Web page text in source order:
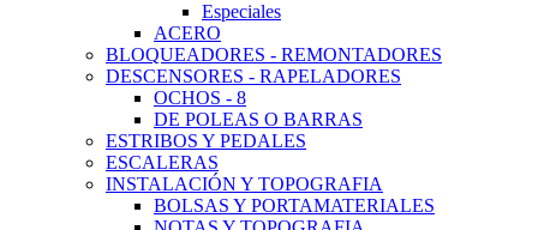
Especiales
ACERO
BLOQUEADORES - REMONTADORES
DESCENSORES - RAPELADORES
OCHOS - 8
DE POLEAS O BARRAS
ESTRIBOS Y PEDALES
ESCALERAS
INSTALACIÓN Y TOPOGRAFIA
BOLSAS Y PORTAMATERIALES